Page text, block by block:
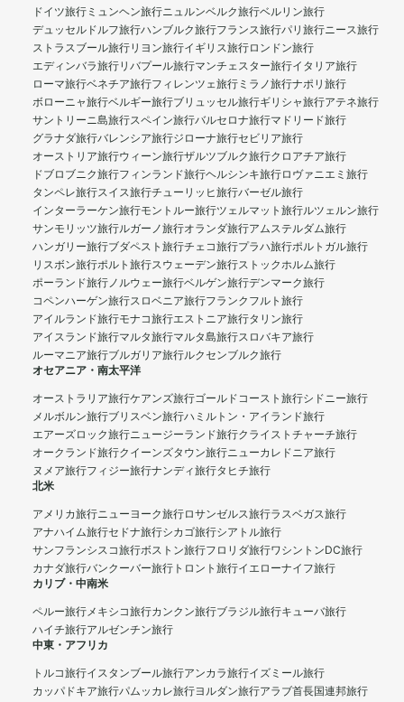
ドイツ旅行 ミュンヘン旅行ニュルンベルク旅行ベルリン旅行
デュッセルドルフ旅行ハンブルク旅行フランス旅行パリ旅行ニース旅行
ストラスブール旅行リヨン旅行イギリス旅行ロンドン旅行
エディンバラ旅行リバプール旅行マンチェスター旅行イタリア旅行
ローマ旅行ベネチア旅行フィレンツェ旅行 ミラノ旅行ナポリ旅行
ボローニャ旅行ベルギー旅行ブリュッセル旅行ギリシャ旅行アテネ旅行
サントリーニ島旅行スペイン旅行バルセロナ旅行マドリード旅行
グラナダ旅行バレンシア旅行ジローナ旅行セビリア旅行
オーストリア旅行ウィーン旅行ザルツブルク旅行クロアチア旅行
ドブロブニク旅行フィンランド旅行ヘルシンキ旅行ロヴァニエミ旅行
タンペレ旅行スイス旅行チューリッヒ旅行バーゼル旅行
インターラーケン旅行モントルー旅行ツェルマット旅行ルツェルン旅行
サンモリッツ旅行ルガーノ旅行オランダ旅行アムステルダム旅行
ハンガリー旅行ブダペスト旅行チェコ旅行プラハ旅行ポルトガル旅行
リスボン旅行ポルト旅行スウェーデン旅行ストックホルム旅行
ポーランド旅行ノルウェー旅行ベルゲン旅行デンマーク旅行
コペンハーゲン旅行スロベニア旅行フランクフルト旅行
アイルランド旅行モナコ旅行エストニア旅行タリン旅行
アイスランド旅行マルタ旅行マルタ島旅行スロバキア旅行
ルーマニア旅行ブルガリア旅行ルクセンブルク旅行
オセアニア・南太平洋
オーストラリア旅行ケアンズ旅行ゴールドコースト旅行シドニー旅行
メルボルン旅行ブリスベン旅行ハミルトン・アイランド旅行
エアーズロック旅行ニュージーランド旅行クライストチャーチ旅行
オークランド旅行クイーンズタウン旅行ニューカレドニア旅行
ヌメア旅行フィジー旅行ナンディ旅行タヒチ旅行
北米
アメリカ旅行ニューヨーク旅行ロサンゼルス旅行ラスベガス旅行
アナハイム旅行セドナ旅行シカゴ旅行シアトル旅行
サンフランシスコ旅行ボストン旅行フロリダ旅行ワシントンDC旅行
カナダ旅行バンクーバー旅行 トロント旅行イエローナイフ旅行
カリブ・中南米
ペルー旅行メキシコ旅行カンクン旅行ブラジル旅行キューバ旅行
ハイチ旅行アルゼンチン旅行
中東・アフリカ
トルコ旅行イスタンブール旅行アンカラ旅行イズミール旅行
カッパドキア旅行パムッカレ旅行ヨルダン旅行アラブ首長国連邦旅行